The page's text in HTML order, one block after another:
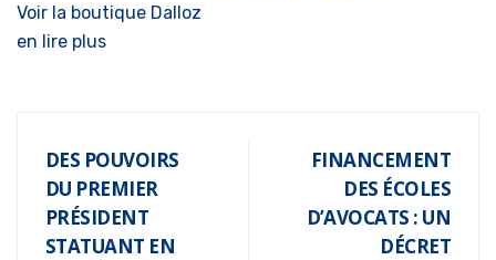
Voir la boutique Dalloz
en lire plus
DES POUVOIRS
DU PREMIER
PRÉSIDENT
STATUANT EN
FINANCEMENT
DES ÉCOLES
D’AVOCATS : UN
DÉCRET